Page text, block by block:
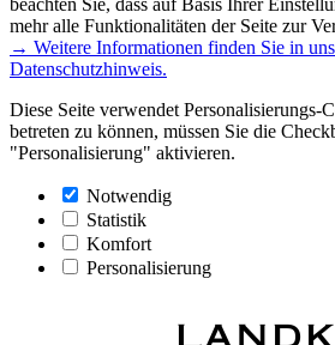
mehr alle Funktionalitäten der Seite zur
→ Weitere Informationen finden Sie in
Datenschutzhinweis.
Diese Seite verwendet Personalisierungs-
betreten zu können, müssen Sie die
"Personalisierung" aktivieren.
Notwendig
Statistik
Komfort
Personalisierung